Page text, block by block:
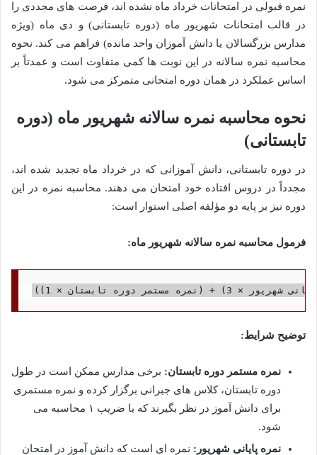
نمره قبولی در امتحانات خرداد ماه نشده اند، فرصت های مجددی را
در قالب امتحانات شهریور ماه (دوره تابستانی) و دی ماه (ویژه
مدارس بزرگسالان یا دانش آموزان واحد مانده) فراهم می کند. نحوه
محاسبه نمره سالانه در این نوبت ها کمی متفاوت است و عمدتاً بر
اساس عملکرد در همان دوره امتحانی متمرکز می شود.
نحوه محاسبه نمره سالانه شهریور ماه (دوره
تابستانی)
در دوره تابستانی، دانش آموزانی که در خرداد ماه تجدید شده اند،
مجدداً در دروس افتاده خود امتحان می دهند. محاسبه نمره در این
دوره نیز بر پایه دو مؤلفه اصلی استوار است:
فرمول محاسبه نمره سالانه شهریور ماه:
توضیح شرایط:
نمره مستمر دوره تابستان: برخی مدارس ممکن است در طول
دوره تابستان، کلاس های جبرانی برگزار کرده و نمره مستمری
برای دانش آموز در نظر بگیرند که با ضریب ۱ محاسبه می
شود.
نمره پایانی شهریور: نمره ای است که دانش آموز در امتحان